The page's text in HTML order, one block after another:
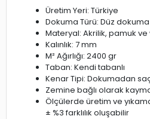
Üretim Yeri: Türkiye
Dokuma Türü: Düz dokuma
Materyal: Akrilik, pamuk ve
Kalınlık: 7 mm
M² Ağırlığı: 2400 gr
Taban: Kendi tabanlı
Kenar Tipi: Dokumadan
Zemine bağlı olarak
Ölçülerde üretim ve
± %3 farklılık oluşabilir